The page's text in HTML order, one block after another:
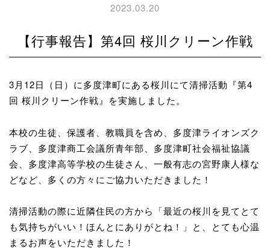
2023.03.20
【行事報告】第4回 桜川クリーン作戦
3月12日（日）に多度津町にある桜川にて清掃活動『第4
回 桜川クリーン作戦』を実施しました。
本校の生徒、保護者、教職員を含め、多度津ライオンズク
ラブ、多度津商工会議所青年部、多度津町社会福祉協議
会、多度津高等学校の生徒さん、一般有志の宮野康人様な
どなど、多くの方々にご協力いただきました！
清掃活動の際に近隣住民の方から「最近の桜川を見てとて
も気持ちがいい！ほんとにありがとね！」と、とても心温
まるお声をいただきました！